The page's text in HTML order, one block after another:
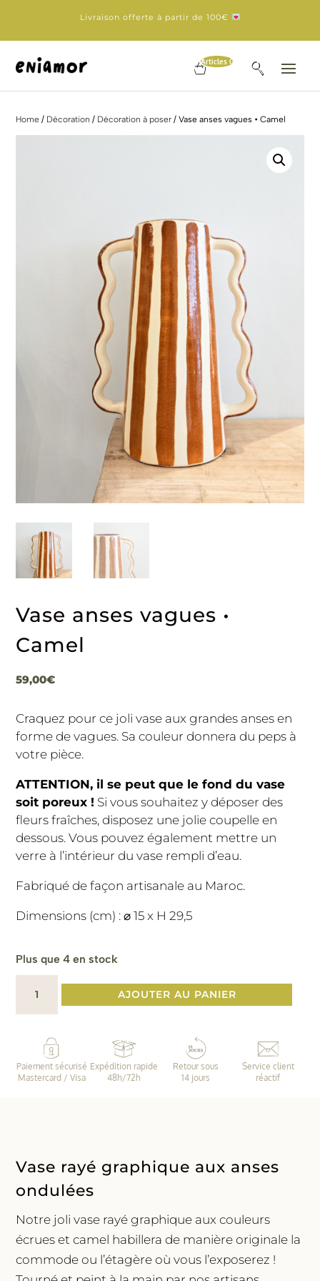
Livraison offerte à partir de 100€
Articles 0
Home / Décoration / Décoration à poser / Vase anses vagues • Camel
Vase anses vagues •
Camel
59,00€
Craquez pour ce joli vase aux grandes anses en
forme de vagues. Sa couleur donnera du peps à
votre pièce.
ATTENTION, il se peut que le fond du vase
soit poreux ! Si vous souhaitez y déposer des
fleurs fraîches, disposez une jolie coupelle en
dessous. Vous pouvez également mettre un
verre à l’intérieur du vase rempli d’eau.
Fabriqué de façon artisanale au Maroc.
Dimensions (cm) : ⌀ 15 x H 29,5
Plus que 4 en stock
quantité
Vase
anses
vagues
•
AJOUTER AU PANIER
Paiement sécurisé
Mastercard / Visa
Expédition rapide
48h/72h
Retour sous
14 jours
Service client
réactif
Vase rayé graphique aux anses
ondulées
Notre joli vase rayé graphique aux couleurs
écrues et camel habillera de manière originale la
commode ou l’étagère où vous l’exposerez !